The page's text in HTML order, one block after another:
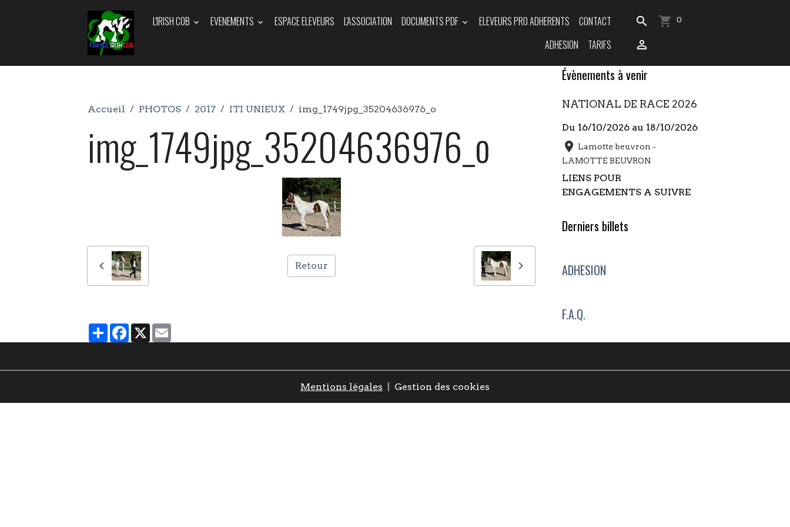
L'IRISH COB EVENEMENTS ESPACE ELEVEURS L'ASSOCIATION DOCUMENTS PDF ELEVEURS PRO ADHERENTS
CONTACT
ADHESION
TARIFS
0
Accueil PHOTOS 2017 ITI UNIEUX img_1749jpg_35204636976_o
img_1749jpg_35204636976_o
Retour
PartagerFacebook
X
Évènements à venir
NATIONAL DE RACE 2026
Du 16/10/2026 au 18/10/2026
Lamotte beuvron -
LAMOTTE BEUVRON
LIENS POUR
ENGAGEMENTS A SUIVRE
Derniers billets
ADHESION
F.A.Q.
Mentions légales Gestion des cookies